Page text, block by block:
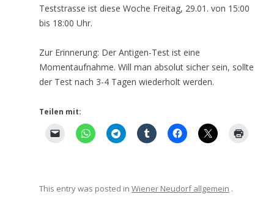
Teststrasse ist diese Woche Freitag, 29.01. von 15:00
bis 18:00 Uhr.
Zur Erinnerung: Der Antigen-Test ist eine
Momentaufnahme. Will man absolut sicher sein, sollte
der Test nach 3-4 Tagen wiederholt werden.
Teilen mit:
This entry was posted in Wiener Neudorf allgemein .